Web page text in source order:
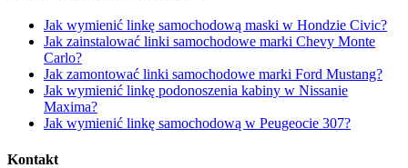
Jak wymienić linkę samochodową maski w Hondzie Civic?
Jak zainstalować linki samochodowe marki Chevy Monte
Carlo?
Jak zamontować linki samochodowe marki Ford Mustang?
Jak wymienić linkę podonoszenia kabiny w Nissanie
Maxima?
Jak wymienić linkę samochodową w Peugeocie 307?
Kontakt